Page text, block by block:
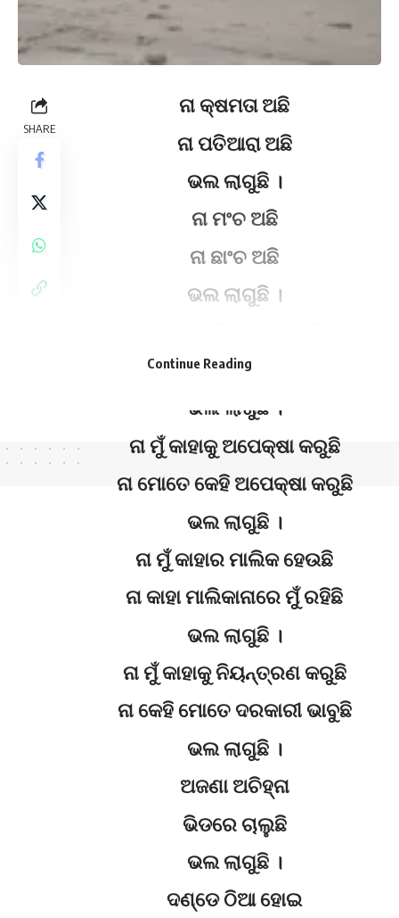
SHARE
ନା କ୍ଷମତା ଅଛି
ନା ପତିଆରା ଅଛି
ଭଲ ଲାଗୁଛି ।
ନା ମଂଚ ଅଛି
ନା ଛାଂଚ ଅଛି
ଭଲ ଲାଗୁଛି ।
ନା ସମ୍ମାନର ଶୋଷ ଅଛି
ଭଲ ଲାଗୁଛି ।
ନା ମୁଁ କାହାକୁ ଅପେକ୍ଷା କରୁଛି
ନା ମୋତେ କେହି ଅପେକ୍ଷା କରୁଛି
ଭଲ ଲାଗୁଛି ।
ନା ମୁଁ କାହାର ମାଲିକ ହେଉଛି
ନା କାହା ମାଲିକାନାରେ ମୁଁ ରହିଛି
ଭଲ ଲାଗୁଛି ।
ନା ମୁଁ କାହାକୁ ନିୟନ୍ତ୍ରଣ କରୁଛି
ନା କେହି ମୋତେ ଦରକାରୀ ଭାବୁଛି
ଭଲ ଲାଗୁଛି ।
ଅଜଣା ଅଚିହ୍ନା
ଭିଡରେ ଚାଲୁଛି
ଭଲ ଲାଗୁଛି ।
ଦଣ୍ଡେ ଠିଆ ହୋଇ
Continue Reading